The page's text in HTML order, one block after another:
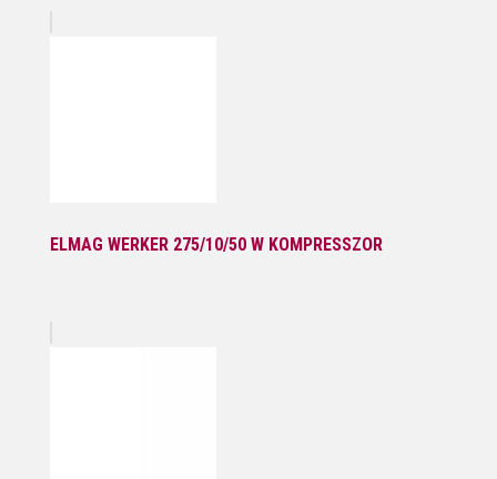
ELMAG WERKER 275/10/50 W KOMPRESSZOR